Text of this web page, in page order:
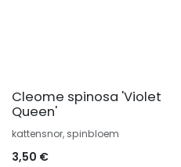
Cleome spinosa 'Violet
Queen'
kattensnor, spinbloem
3,50 €